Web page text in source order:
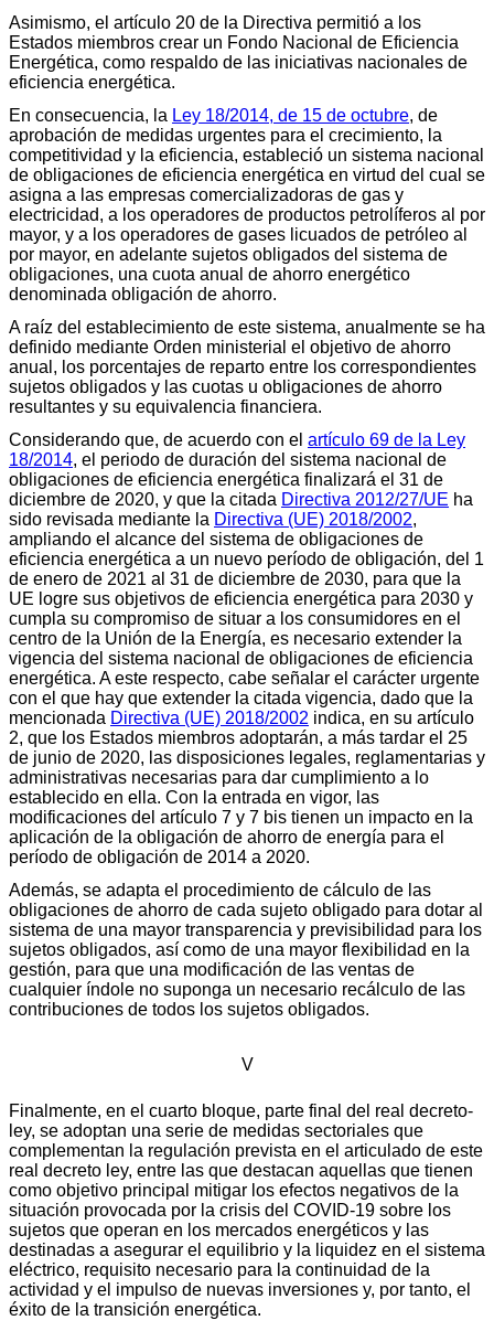
Asimismo, el artículo 20 de la Directiva permitió a los
Estados miembros crear un Fondo Nacional de Eficiencia
Energética, como respaldo de las iniciativas nacionales de
eficiencia energética.
En consecuencia, la Ley 18/2014, de 15 de octubre, de
aprobación de medidas urgentes para el crecimiento, la
competitividad y la eficiencia, estableció un sistema nacional
de obligaciones de eficiencia energética en virtud del cual se
asigna a las empresas comercializadoras de gas y
electricidad, a los operadores de productos petrolíferos al por
mayor, y a los operadores de gases licuados de petróleo al
por mayor, en adelante sujetos obligados del sistema de
obligaciones, una cuota anual de ahorro energético
denominada obligación de ahorro.
A raíz del establecimiento de este sistema, anualmente se ha
definido mediante Orden ministerial el objetivo de ahorro
anual, los porcentajes de reparto entre los correspondientes
sujetos obligados y las cuotas u obligaciones de ahorro
resultantes y su equivalencia financiera.
Considerando que, de acuerdo con el artículo 69 de la Ley
18/2014, el periodo de duración del sistema nacional de
obligaciones de eficiencia energética finalizará el 31 de
diciembre de 2020, y que la citada Directiva 2012/27/UE ha
sido revisada mediante la Directiva (UE) 2018/2002,
ampliando el alcance del sistema de obligaciones de
eficiencia energética a un nuevo período de obligación, del 1
de enero de 2021 al 31 de diciembre de 2030, para que la
UE logre sus objetivos de eficiencia energética para 2030 y
cumpla su compromiso de situar a los consumidores en el
centro de la Unión de la Energía, es necesario extender la
vigencia del sistema nacional de obligaciones de eficiencia
energética. A este respecto, cabe señalar el carácter urgente
con el que hay que extender la citada vigencia, dado que la
mencionada Directiva (UE) 2018/2002 indica, en su artículo
2, que los Estados miembros adoptarán, a más tardar el 25
de junio de 2020, las disposiciones legales, reglamentarias y
administrativas necesarias para dar cumplimiento a lo
establecido en ella. Con la entrada en vigor, las
modificaciones del artículo 7 y 7 bis tienen un impacto en la
aplicación de la obligación de ahorro de energía para el
período de obligación de 2014 a 2020.
Además, se adapta el procedimiento de cálculo de las
obligaciones de ahorro de cada sujeto obligado para dotar al
sistema de una mayor transparencia y previsibilidad para los
sujetos obligados, así como de una mayor flexibilidad en la
gestión, para que una modificación de las ventas de
cualquier índole no suponga un necesario recálculo de las
contribuciones de todos los sujetos obligados.
V
Finalmente, en el cuarto bloque, parte final del real decreto-
ley, se adoptan una serie de medidas sectoriales que
complementan la regulación prevista en el articulado de este
real decreto ley, entre las que destacan aquellas que tienen
como objetivo principal mitigar los efectos negativos de la
situación provocada por la crisis del COVID-19 sobre los
sujetos que operan en los mercados energéticos y las
destinadas a asegurar el equilibrio y la liquidez en el sistema
eléctrico, requisito necesario para la continuidad de la
actividad y el impulso de nuevas inversiones y, por tanto, el
éxito de la transición energética.